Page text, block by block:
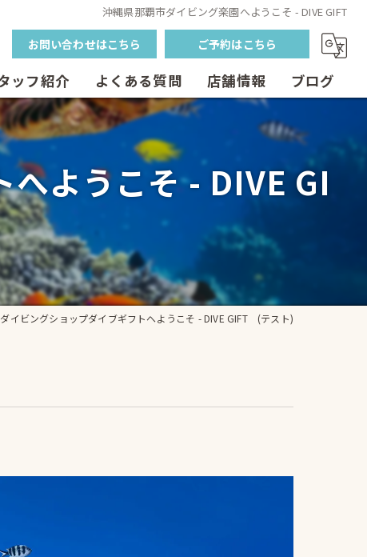
沖縄県那覇市ダイビング楽園へようこそ - DIVE GIFT
お問い合わせはこちら ご予約はこちら
ッフ紹介 よくある質問 店舗情報
当店の特徴
ウミガメ
少人数
ファンダイビング
ブログ
ようこそ - DIVE GI
イビングショップダイブギフトへようこそ - DIVE GIFT (テスト)